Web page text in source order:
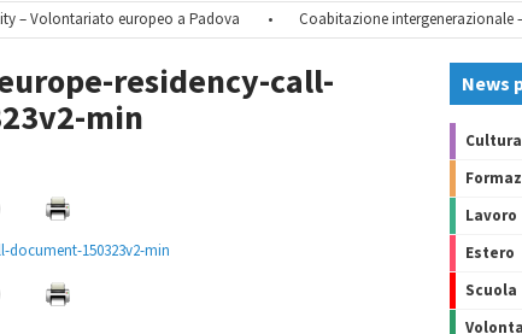
Volontariato europeo a Padova Coabitazione intergenerazionale –
residency-call-
min
document-150323v2-min
News
Cultura
Lavoro
Estero
Scuola